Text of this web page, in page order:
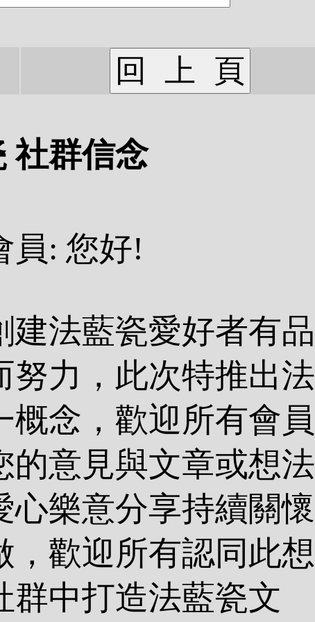
社群信念
員: 您好!
建法藍瓷愛好者有品
努力，此次特推出法
念，歡迎所有會員
的意見與文章或想法
心樂意分享持續關懷
，歡迎所有認同此想
群中打造法藍瓷文